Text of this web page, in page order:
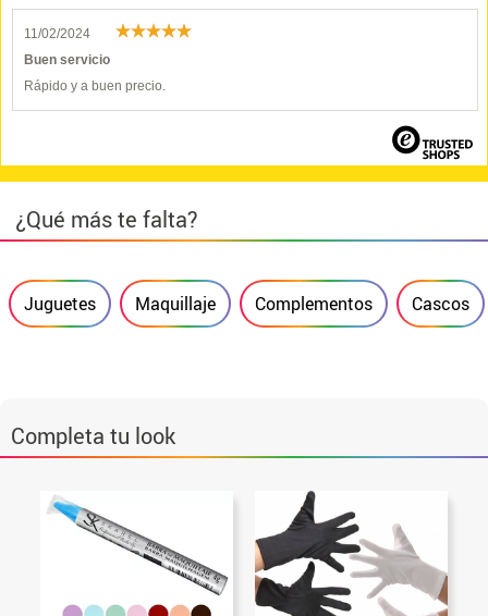
11/02/2024
Buen servicio
Rápido y a buen precio.
¿Qué más te falta?
Juguetes Maquillaje Complementos Cascos
Completa tu look